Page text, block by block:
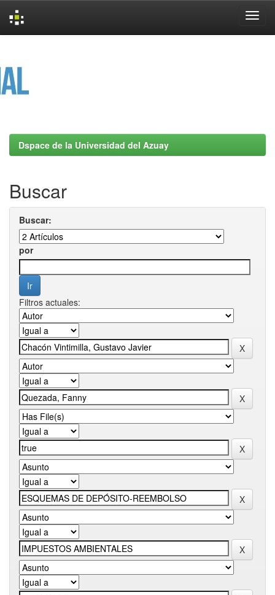
Dspace de la Universidad del Azuay
Buscar
Buscar:
por
Filtros actuales: